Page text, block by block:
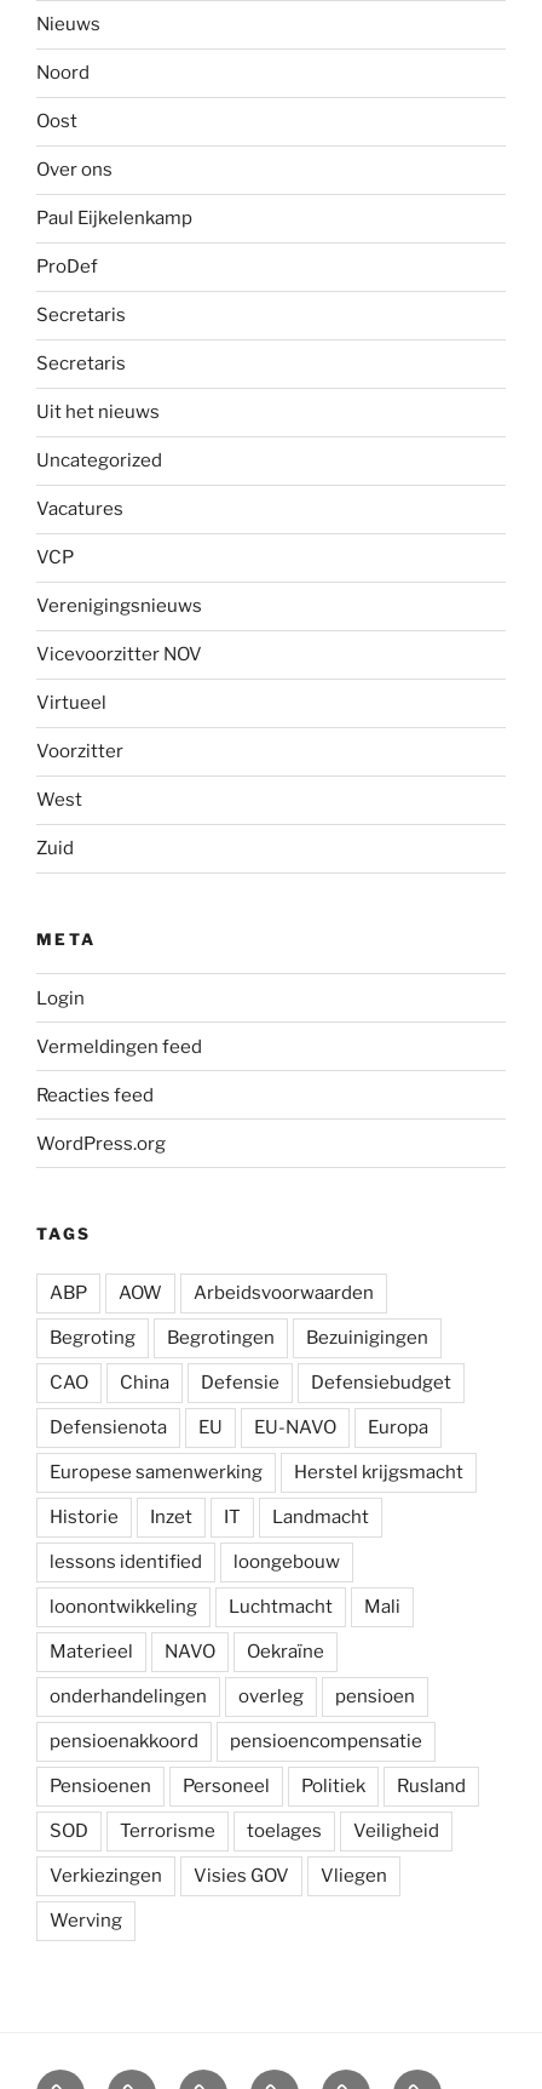
Nieuws
Noord
Oost
Over ons
Paul Eijkelenkamp
ProDef
Secretaris
Secretaris
Uit het nieuws
Uncategorized
Vacatures
VCP
Verenigingsnieuws
Vicevoorzitter NOV
Virtueel
Voorzitter
West
Zuid
META
Login
Vermeldingen feed
Reacties feed
WordPress.org
TAGS
ABP AOW Arbeidsvoorwaarden
Begroting Begrotingen Bezuinigingen
CAO China Defensie Defensiebudget
Defensienota EU EU-NAVO Europa
Europese samenwerking Herstel krijgsmacht
Historie Inzet IT Landmacht
lessons identified loongebouw
loonontwikkeling Luchtmacht Mali
Materieel NAVO Oekraïne
onderhandelingen overleg pensioen
pensioenakkoord pensioencompensatie
Pensioenen Personeel Politiek Rusland
SOD Terrorisme toelages Veiligheid
Verkiezingen Visies GOV Vliegen
Werving
Arbeidsvoorwaarden
Carré Onze Ledenvoordelen
AfdelingenSymposium